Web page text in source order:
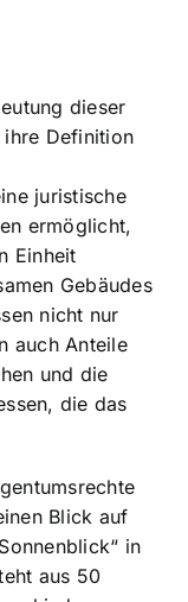
dieser
ihre Definition
juristische
ermöglicht,
Einheit
Gebäudes
nicht nur
auch Anteile
und die
die das
Blick auf
in
aus 50